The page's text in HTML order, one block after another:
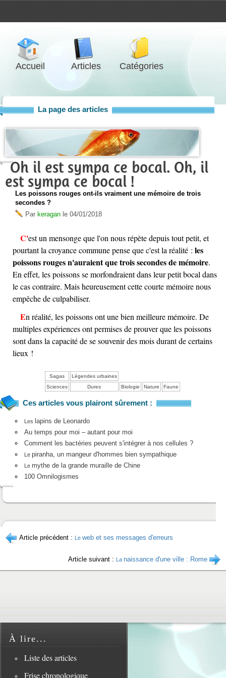
Accueil Articles Catégories
La page des articles
Oh il est sympa ce bocal. Oh, il
est sympa ce bocal !
Les poissons rouges ont-ils vraiment une mémoire de trois
secondes ?
Par keragan le 04/01/2018
C'est un mensonge que l'on nous répète depuis tout petit, et
pourtant la croyance commune pense que c'est la réalité : les
poissons rouges n'auraient que trois secondes de mémoire.
En effet, les poissons se morfondraient dans leur petit bocal dans
le cas contraire. Mais heureusement cette courte mémoire nous
empêche de culpabiliser.
En réalité, les poissons ont une bien meilleure mémoire. De
multiples expériences ont permises de prouver que les poissons
sont dans la capacité de se souvenir des mois durant de certains
lieux !
Sagas
Légendes urbaines
Sciences
Dures Biologie Nature Faune
Ces articles vous plairont sûrement :
Les lapins de Leonardo
Au temps pour moi – autant pour moi
Comment les bactéries peuvent s'intégrer à nos cellules ?
Le piranha, un mangeur d'hommes bien sympathique
Le mythe de la grande muraille de Chine
100 Omnilogismes
Article précédent : Le web et ses messages d'erreurs
Article suivant : La naissance d'une ville : Rome
À lire...
Liste des articles
Frise chronologique